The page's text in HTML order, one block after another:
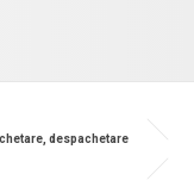
despachetare